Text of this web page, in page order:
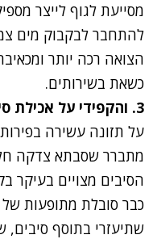
מסייעת לגוף לייצר
להתחבר לבקבוק מים
הצואה רכה יותר
כשאת בשירותים.
3. והקפידי על אכילת סיבים תזונתיים
על תזונה עשירה בפירות
מתברר שסבתא צדקה
הסיבים מצויים בעיקר
כבר סובלת מתופעות של
שתיעזרי בתוסף סיבים,